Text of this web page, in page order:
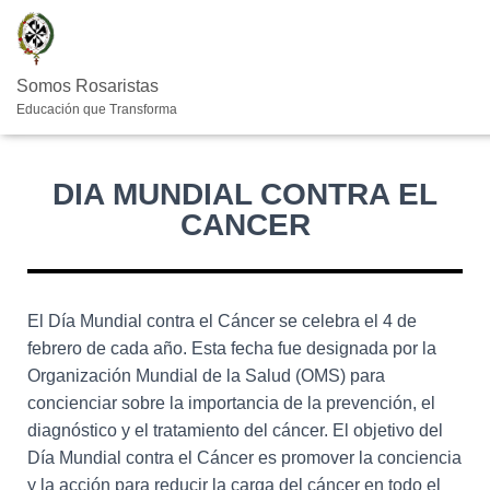
Somos Rosaristas
Educación que Transforma
DIA MUNDIAL CONTRA EL
CANCER
El Día Mundial contra el Cáncer se celebra el 4 de
febrero de cada año. Esta fecha fue designada por la
Organización Mundial de la Salud (OMS) para
concienciar sobre la importancia de la prevención, el
diagnóstico y el tratamiento del cáncer. El objetivo del
Día Mundial contra el Cáncer es promover la conciencia
y la acción para reducir la carga del cáncer en todo el